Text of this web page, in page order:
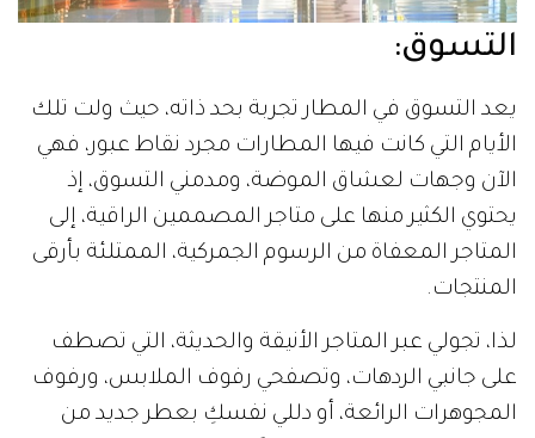
التسوق:
يعد التسوق في المطار تجربة بحد ذاته، حيث ولت تلك
الأيام التي كانت فيها المطارات مجرد نقاط عبور، فهي
الآن وجهات لعشاق الموضة، ومدمني التسوق، إذ
يحتوي الكثير منها على متاجر المصممين الراقية، إلى
المتاجر المعفاة من الرسوم الجمركية، الممتلئة بأرقى
المنتجات.
لذا، تجولي عبر المتاجر الأنيقة والحديثة، التي تصطف
على جانبي الردهات، وتصفحي رفوف الملابس، ورفوف
المجوهرات الرائعة، أو دللي نفسكِ بعطر جديد من